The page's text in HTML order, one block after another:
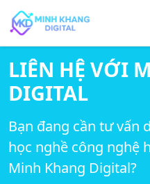
LIÊN HỆ VỚI
DIGITAL
Bạn đang cần tư vấn
học nghề công nghệ
Minh Khang Digital?